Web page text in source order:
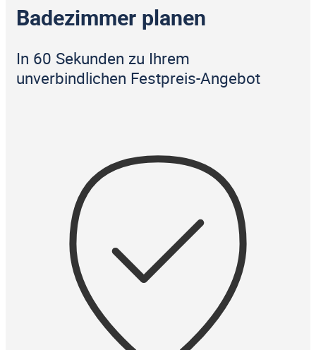
Badezimmer planen
In 60 Sekunden zu Ihrem
unverbindlichen Festpreis-Angebot